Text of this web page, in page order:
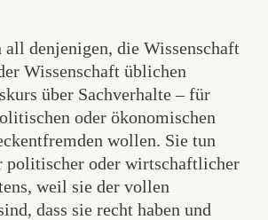
denjenigen, die Wissenschaft
Wissenschaft üblichen
über Sachverhalte – für
oder ökonomischen
wollen. Sie tun
politischer oder wirtschaftlicher
weil sie der vollen
dass sie recht haben und